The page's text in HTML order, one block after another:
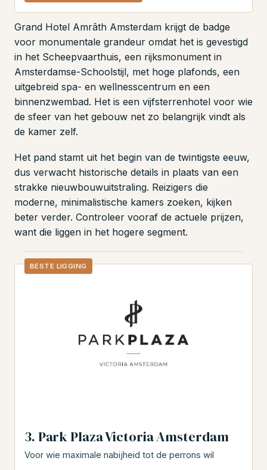
Grand Hotel Amrâth Amsterdam krijgt de badge
voor monumentale grandeur omdat het is gevestigd
in het Scheepvaarthuis, een rijksmonument in
Amsterdamse-Schoolstijl, met hoge plafonds, een
uitgebreid spa- en wellnesscentrum en een
binnenzwembad. Het is een vijfsterrenhotel voor wie
de sfeer van het gebouw net zo belangrijk vindt als
de kamer zelf.
Het pand stamt uit het begin van de twintigste eeuw,
dus verwacht historische details in plaats van een
strakke nieuwbouwuitstraling. Reizigers die
moderne, minimalistische kamers zoeken, kijken
beter verder. Controleer vooraf de actuele prijzen,
want die liggen in het hogere segment.
BESTE LIGGING
3. Park Plaza Victoria Amsterdam
Voor wie maximale nabijheid tot de perrons wil